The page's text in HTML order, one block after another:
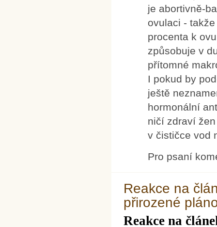
je abortivně-
ovulaci -
procenta k
způsobuje v
přítomné
I pokud by
ještě
hormonální
ničí zdraví
v čističce vod
Pro psaní
Reakce na
přirozené
Reakce na